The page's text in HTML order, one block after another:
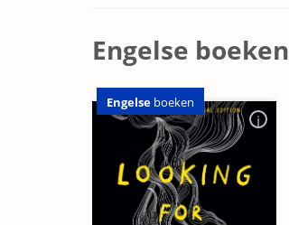
Engelse boeken
Engelse boeken